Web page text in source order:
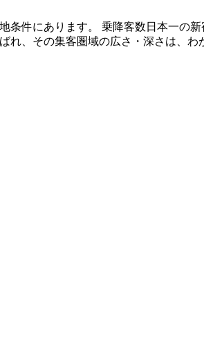
条件にあります。 乗降客数日本一の
れ、その集客圏域の広さ・深さは、